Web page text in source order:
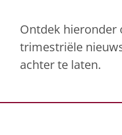
Ontdek hieronder
trimestriële
achter te laten.